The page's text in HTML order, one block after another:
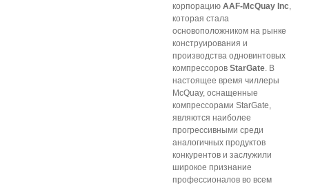
корпорацию AAF-McQuay Inc,
которая стала
основоположником на рынке
конструирования и
производства одновинтовых
компрессоров StarGate. В
настоящее время чиллеры
McQuay, оснащенные
компрессорами StarGate,
являются наиболее
прогрессивными среди
аналогичных продуктов
конкурентов и заслужили
широкое признание
профессионалов во всем